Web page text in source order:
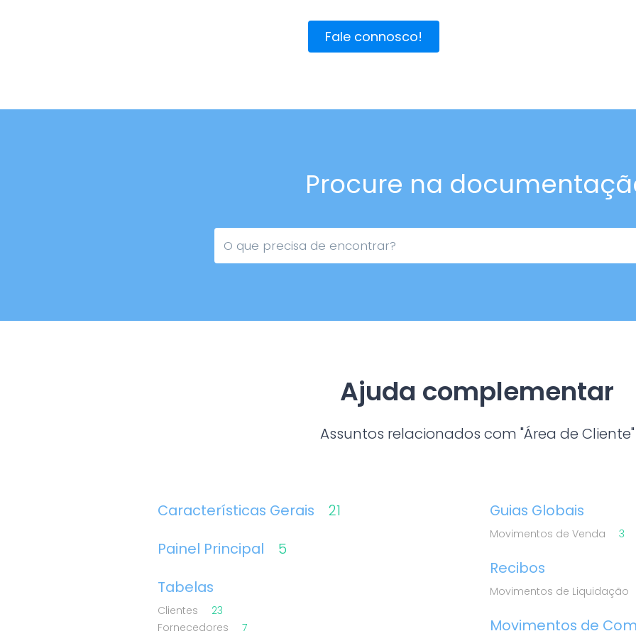
Fale connosco!
Procure na
Ajuda complementar
Assuntos relacionados com "Área de Cliente"
Características Gerais
21
Painel Principal
5
Tabelas
Clientes
23
Fornecedores
7
Guias Globais
Movimentos de Venda 3
Recibos
Movimentos de Liquidação
Movimentos de